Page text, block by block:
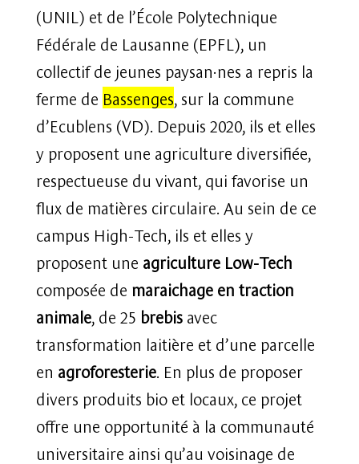
(UNIL) et de l’École Polytechnique
Fédérale de Lausanne (EPFL), un
collectif de jeunes paysan·nes a repris la
ferme de Bassenges, sur la commune
d’Ecublens (VD). Depuis 2020, ils et elles
y proposent une agriculture diversifiée,
respectueuse du vivant, qui favorise un
flux de matières circulaire. Au sein de ce
campus High-Tech, ils et elles y
proposent une agriculture Low-Tech
composée de maraichage en traction
animale, de 25 brebis avec
transformation laitière et d’une parcelle
en agroforesterie. En plus de proposer
divers produits bio et locaux, ce projet
offre une opportunité à la communauté
universitaire ainsi qu’au voisinage de